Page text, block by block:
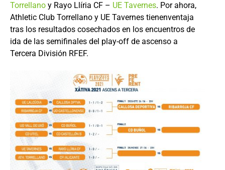
Torrellano y Rayo Llíria CF – UE Tavernes. Por ahora,
Athletic Club Torrellano y UE Tavernes tienenventaja
tras los resultados cosechados en los encuentros de
ida de las semifinales del play-off de ascenso a
Tercera División RFEF.